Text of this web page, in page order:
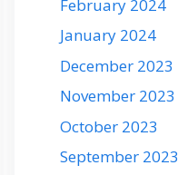
February 2024
January 2024
December 2023
November 2023
October 2023
September 2023